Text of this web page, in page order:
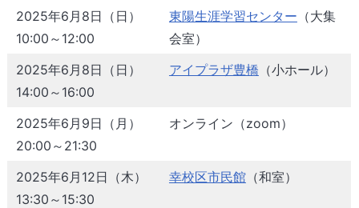
2025年6月8日（日）
10:00～12:00
東陽生涯学習センター （大集
会室）
2025年6月8日（日）
14:00～16:00
アイプラザ豊橋 （小ホール）
2025年6月9日（月）
20:00～21:30
オンライン（zoom）
2025年6月12日（木）
13:30～15:30
幸校区市民館（和室）